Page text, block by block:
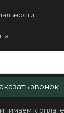
звонок
к оплате